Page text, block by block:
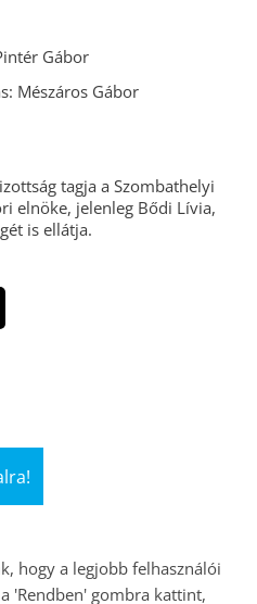
Gábor
Mészáros Gábor
tagja a Szombathelyi
elnöke, jelenleg Bődi Lívia,
is ellátja.
hogy a legjobb felhasználói
'Rendben' gombra kattint,